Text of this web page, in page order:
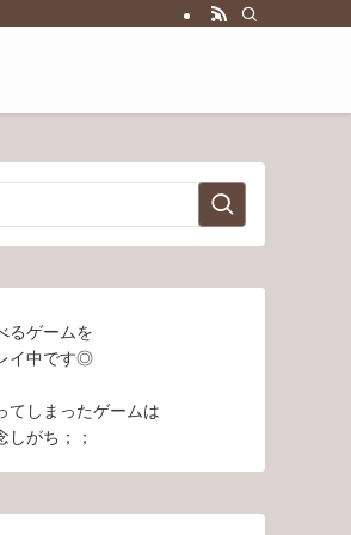
るゲームを
イ中です◎
てしまったゲームは
しがち；；